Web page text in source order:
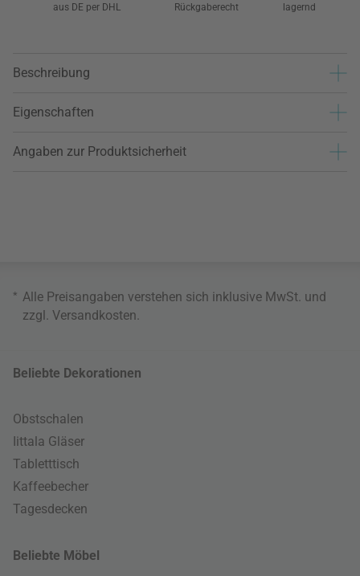
aus DE per DHL
Rückgaberecht
lagernd
Beschreibung
Eigenschaften
Angaben zur Produktsicherheit
* Alle Preisangaben verstehen sich inklusive MwSt. und
zzgl. Versandkosten
Beliebte Dekorationen
Obstschalen
Iittala Gläser
Tabletttisch
Kaffeebecher
Tagesdecken
Beliebte Möbel